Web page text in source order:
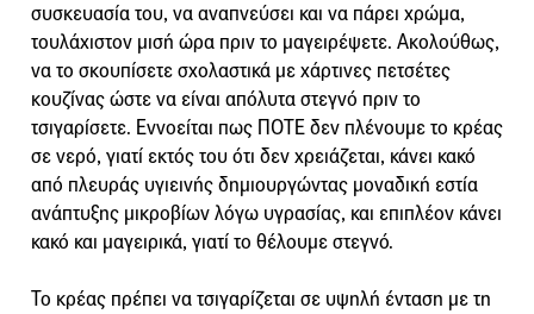
συσκευασία του, να αναπνεύσει και να πάρει χρώμα,
τουλάχιστον μισή ώρα πριν το μαγειρέψετε. Ακολούθως,
να το σκουπίσετε σχολαστικά με χάρτινες πετσέτες
κουζίνας ώστε να είναι απόλυτα στεγνό πριν το
τσιγαρίσετε. Εννοείται πως ΠΟΤΕ δεν πλένουμε το κρέας
σε νερό, γιατί εκτός του ότι δεν χρειάζεται, κάνει κακό
από πλευράς υγιεινής δημιουργώντας μοναδική εστία
ανάπτυξης μικροβίων λόγω υγρασίας, και επιπλέον κάνει
κακό και μαγειρικά, γιατί το θέλουμε στεγνό.
Το κρέας πρέπει να τσιγαρίζεται σε υψηλή ένταση με τη